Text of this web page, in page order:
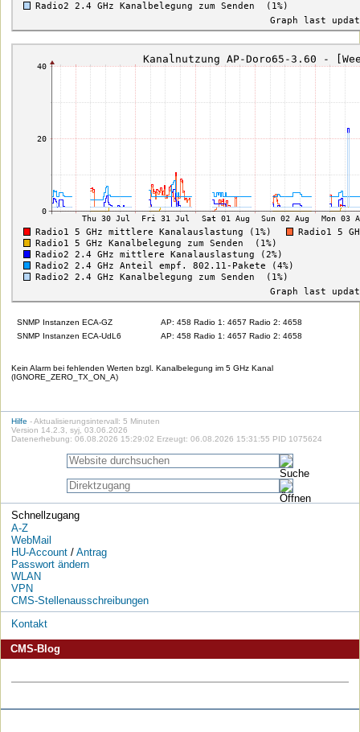
SNMP Instanzen ECA-GZ
AP: 458 Radio 1: 4657 Radio 2: 4658
SNMP Instanzen ECA-UdL6
AP: 458 Radio 1: 4657 Radio 2: 4658
Kein Alarm bei fehlenden Werten bzgl. Kanalbelegung im 5 GHz Kanal
(IGNORE_ZERO_TX_ON_A)
Hilfe - Aktualisierungsintervall: 5 Minuten
Version 14.2.3, syj, 03.06.2026
Datenerhebung: 06.08.2026 15:29:02 Erzeugt: 06.08.2026 15:31:55 PID 1075624
Schnellzugang
A-Z
WebMail
HU-Account/ Antrag
Passwort ändern
WLAN
VPN
CMS-Stellenausschreibungen
Kontakt
CMS-Blog